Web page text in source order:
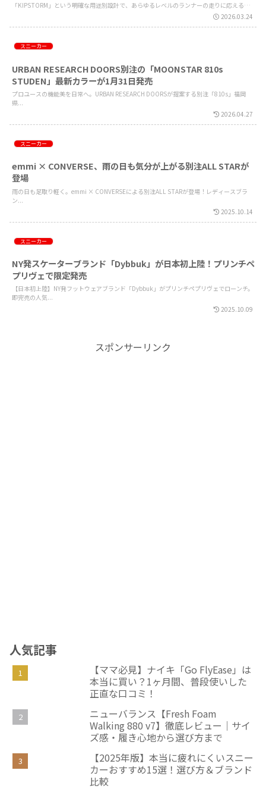
「KIPSTORM」という明確な用途別設計で、あらゆるレベルのランナーの走りに応える新提
2026.03.24
スニーカー
URBAN RESEARCH DOORS別注の「MOONSTAR 810s
STUDEN」最新カラーが1月31日発売
プロユースの機能美を日常へ。URBAN RESEARCH DOORSが提案する別注「810s」福岡
県...
2026.04.27
スニーカー
emmi × CONVERSE、雨の日も気分が上がる別注ALL STARが
登場
雨の日も足取り軽く。emmi × CONVERSEによる別注ALL STARが登場！レディースブラ
ン...
2025.10.14
スニーカー
NY発スケーターブランド「Dybbuk」が日本初上陸！プリンチペ
プリヴェで限定発売
【日本初上陸】NY発フットウェアブランド「Dybbuk」がプリンチペプリヴェでローンチ。
即完売の人気...
2025.10.09
スポンサーリンク
人気記事
【ママ必見】ナイキ「Go FlyEase」は
本当に買い？1ヶ月間、普段使いした
正直な口コミ！
ニューバランス【Fresh Foam
Walking 880 v7】徹底レビュー｜サイ
ズ感・履き心地から選び方まで
【2025年版】本当に疲れにくいスニー
カーおすすめ15選！選び方＆ブランド
比較